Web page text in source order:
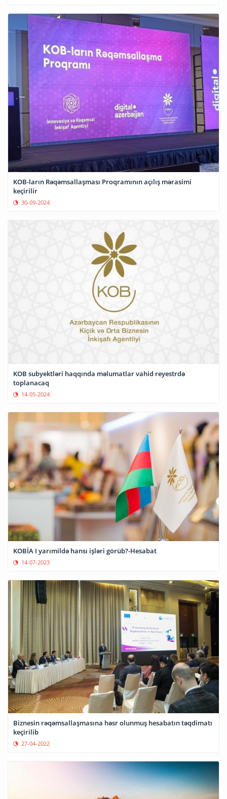
KOB-ların Rəqəmsallaşması Proqramının açılış mərasimi
keçirilir
30-09-2024
KOB subyektləri haqqında məlumatlar vahid reyestrdə
toplanacaq
14-05-2024
KOBİA I yarımildə hansı işləri görüb?-Hesabat
14-07-2023
Biznesin rəqəmsallaşmasına həsr olunmuş hesabatın təqdimatı
keçirilib
27-04-2022